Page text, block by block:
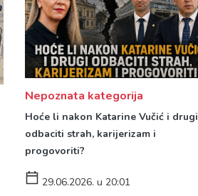
Nepoznata kategorija
Hoće li nakon Katarine Vučić i drugi
odbaciti strah, karijerizam i
progovoriti?
29.06.2026. u 20:01